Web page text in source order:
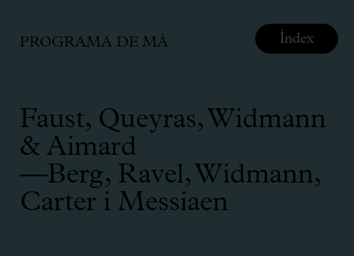
PROGRAMA DE MÀ
Faust, Queyras, Widmann
& Aimard
—Berg, Ravel, Widmann,
Carter i Messiaen
Índex